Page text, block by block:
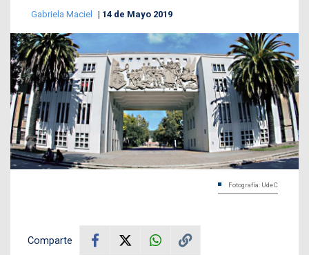
Gabriela Maciel 14 de Mayo 2019
Fotografía: UdeC
Comparte